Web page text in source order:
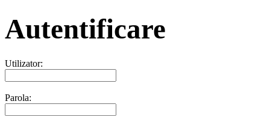
Autentificare
Utilizator:
Parola: